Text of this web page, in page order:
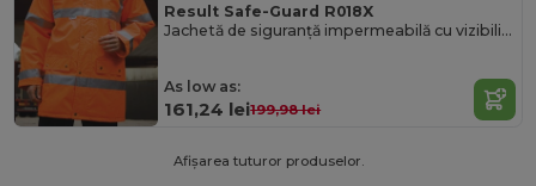
Result Safe-Guard R018X
Jachetă de siguranță impermeabilă cu vizibilitate ridicată și reflectorizant 3M
As low as:
161,24 lei199,98 lei
Afișarea tuturor produselor.